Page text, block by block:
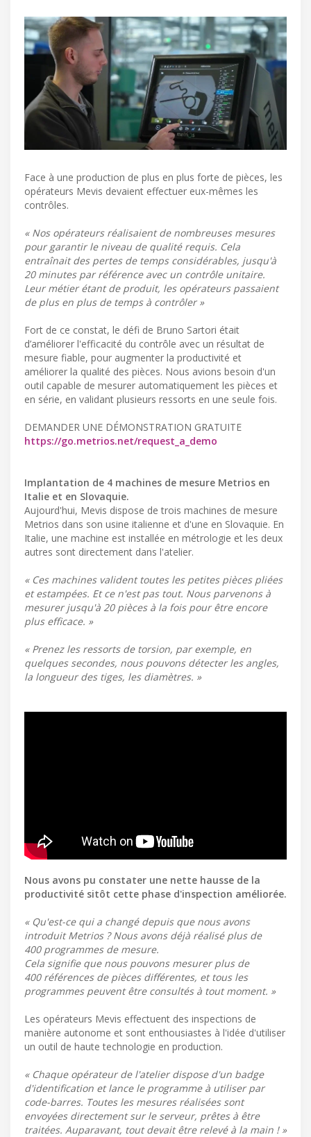
Face à une production de plus en plus forte de pièces, les
opérateurs Mevis devaient effectuer eux-mêmes les
contrôles.
« Nos opérateurs réalisaient de nombreuses mesures
pour garantir le niveau de qualité requis. Cela
entraînait des pertes de temps considérables, jusqu'à
20 minutes par référence avec un contrôle unitaire.
Leur métier étant de produit, les opérateurs passaient
de plus en plus de temps à contrôler »
Fort de ce constat, le défi de Bruno Sartori était
d’améliorer l'efficacité du contrôle avec un résultat de
mesure fiable, pour augmenter la productivité et
améliorer la qualité des pièces. Nous avions besoin d'un
outil capable de mesurer automatiquement les pièces et
en série, en validant plusieurs ressorts en une seule fois.
DEMANDER UNE DÉMONSTRATION GRATUITE
https://go.metrios.net/request_a_demo
Implantation de 4 machines de mesure Metrios en
Italie et en Slovaquie.
Aujourd'hui, Mevis dispose de trois machines de mesure
Metrios dans son usine italienne et d'une en Slovaquie. En
Italie, une machine est installée en métrologie et les deux
autres sont directement dans l'atelier.
« Ces machines valident toutes les petites pièces pliées
et estampées. Et ce n'est pas tout. Nous parvenons à
mesurer jusqu'à 20 pièces à la fois pour être encore
plus efficace. »
« Prenez les ressorts de torsion, par exemple, en
quelques secondes, nous pouvons détecter les angles,
la longueur des tiges, les diamètres. »
Nous avons pu constater une nette hausse de la
productivité sitôt cette phase d'inspection améliorée.
« Qu'est-ce qui a changé depuis que nous avons
introduit Metrios ? Nous avons déjà réalisé plus de
400 programmes de mesure.
Cela signifie que nous pouvons mesurer plus de
400 références de pièces différentes, et tous les
programmes peuvent être consultés à tout moment. »
Les opérateurs Mevis effectuent des inspections de
manière autonome et sont enthousiastes à l'idée d'utiliser
un outil de haute technologie en production.
« Chaque opérateur de l'atelier dispose d'un badge
d'identification et lance le programme à utiliser par
code-barres. Toutes les mesures réalisées sont
envoyées directement sur le serveur, prêtes à être
traitées. Auparavant, tout devait être relevé à la main ! »